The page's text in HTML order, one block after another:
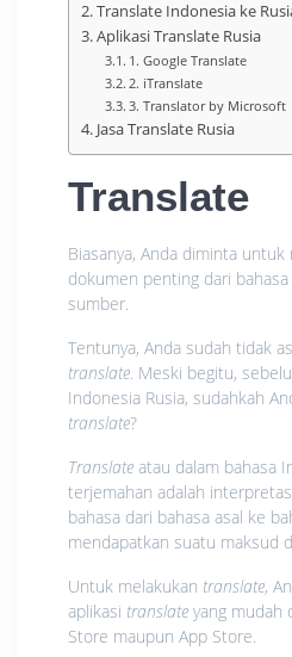
Translate Indonesia ke
Aplikasi Translate Rusia
1. Google Translate
2. iTranslate
3. Translator by Microsoft
Jasa Translate Rusia
Translate
Biasanya, Anda diminta
dokumen penting dari
sumber.
Tentunya, Anda sudah tidak
translate. Meski begitu,
Indonesia Rusia, sudahkah
translate?
Translate atau dalam bahasa
terjemahan adalah
bahasa dari bahasa asal ke
mendapatkan suatu maksud
Untuk melakukan translate,
aplikasi translate yang mudah
Store maupun App Store.